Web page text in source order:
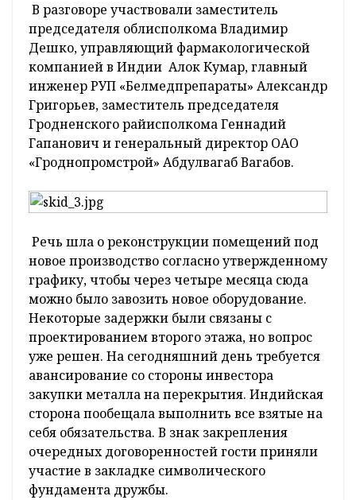
В разговоре участвовали заместитель
председателя облисполкома Владимир
Дешко, управляющий фармакологической
компанией в Индии Алок Кумар, главный
инженер РУП «Белмедпрепараты» Александр
Григорьев, заместитель председателя
Гродненского райисполкома Геннадий
Гапанович и генеральный директор ОАО
«Гроднопромстрой» Абдулвагаб Вагабов.
Речь шла о реконструкции помещений под
новое производство согласно утвержденному
графику, чтобы через четыре месяца сюда
можно было завозить новое оборудование.
Некоторые задержки были связаны с
проектированием второго этажа, но вопрос
уже решен. На сегодняшний день требуется
авансирование со стороны инвестора
закупки металла на перекрытия. Индийская
сторона пообещала выполнить все взятые на
себя обязательства. В знак закрепления
очередных договоренностей гости приняли
участие в закладке символического
фундамента дружбы.